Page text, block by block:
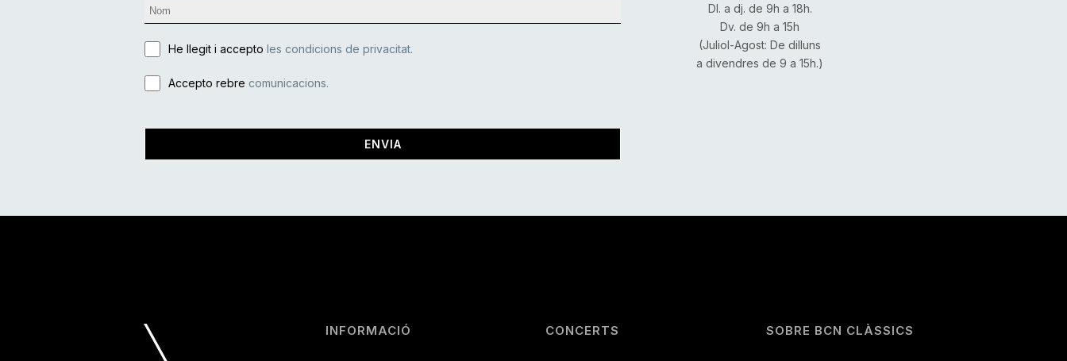
He llegit i accepto les condicions de privacitat.
Accepto rebre comunicacions.
ENVIA
Dl. a dj. de 9h a 18h.
Dv. de 9h a 15h
(Juliol-Agost: De dilluns
a divendres de 9 a 15h.)
INFORMACIÓ CONCERTS SOBRE BCN CLÀSSICS